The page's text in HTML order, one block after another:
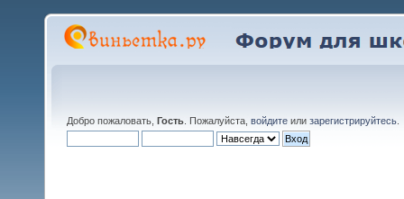
Добро пожаловать, Гость . Пожалуйста, войдите или зарегистрируйтесь